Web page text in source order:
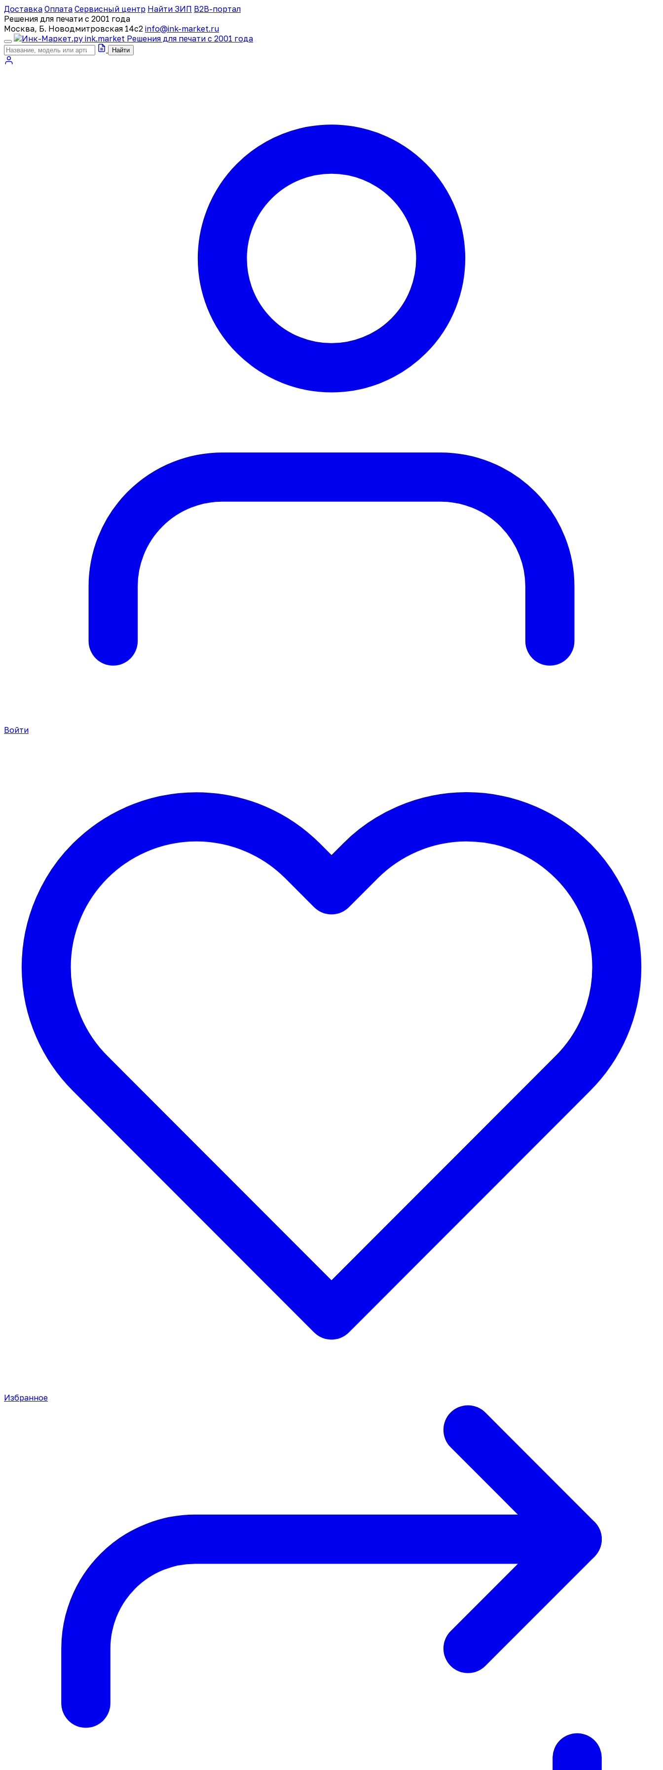
Доставка Оплата Сервисный центр Найти ЗИП B2B-портал
Решения для печати с 2001 года
Москва, Б. Новодмитровская 14с2 info@ink-market.ru
ink.market Решения для печати с 2001 года
Найти
Войти
Избранное